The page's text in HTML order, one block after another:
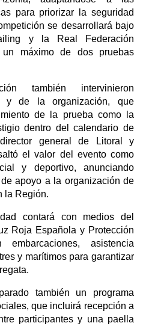
para priorizar la seguridad
se desarrollará bajo
y la Real Federación
máximo de dos pruebas
también intervinieron
y de la organización, que
de la prueba como la
dentro del calendario de
general de Litoral y
el valor del evento como
y deportivo, anunciando
apoyo a la organización de
la Región.
contará con medios del
Roja Española y Protección
asistencia
y marítimos para garantizar
también un programa
que incluirá recepción a
participantes y una paella